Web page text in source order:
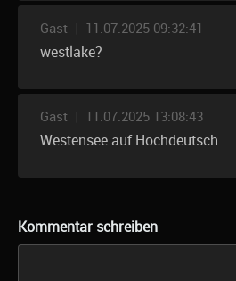
Gast 11.07.2025 09:32:41
westlake?
Gast 11.07.2025 13:08:43
Westensee auf Hochdeutsch
Kommentar schreiben